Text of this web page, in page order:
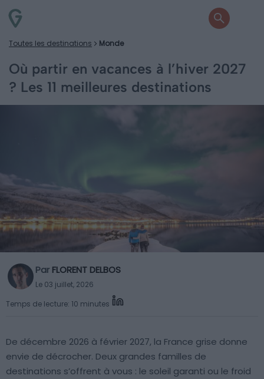
Toutes les destinations Monde
Où partir en vacances à l’hiver 2027
? Les 11 meilleures destinations
Par FLORENT DELBOS
Le 03 juillet, 2026
Temps de lecture: 10 minutes
De décembre 2026 à février 2027, la France grise donne
envie de décrocher. Deux grandes familles de
destinations s’offrent à vous : le soleil garanti ou le froid